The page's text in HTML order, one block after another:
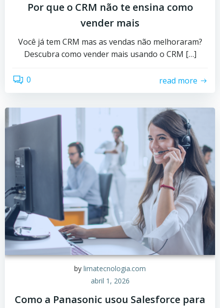
Por que o CRM não te ensina como
vender mais
Você já tem CRM mas as vendas não melhoraram?
Descubra como vender mais usando o CRM […]
0 read more
by limatecnologia.com
abril 1, 2026
Como a Panasonic usou Salesforce para